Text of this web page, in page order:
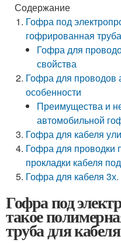
Содержание
Гофра под
гофрированная
Гофра для
свойства
Гофра для
особенности
Преимущества и
автомобильной
Гофра для кабеля
Гофра для проводки
прокладки кабеля
Гофра для кабеля
Гофра под
такое
труба для кабеля